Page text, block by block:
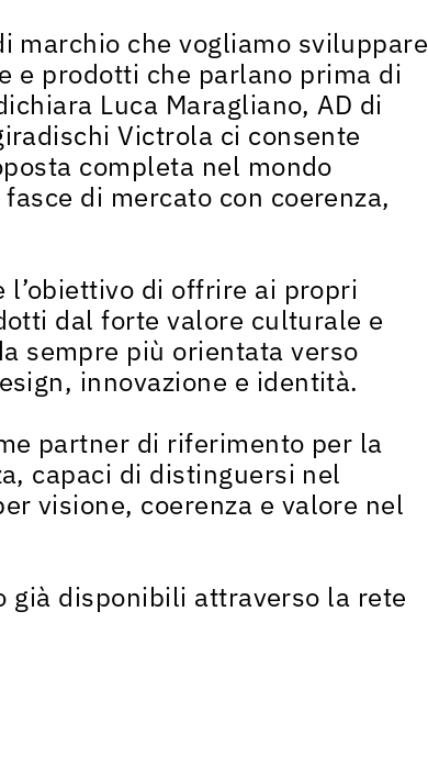
marchio che vogliamo sviluppare
e prodotti che parlano prima di
Luca Maragliano, AD di
Victrola ci consente
completa nel mondo
di mercato con coerenza,
l’obiettivo di offrire ai propri
dal forte valore culturale e
sempre più orientata verso
innovazione e identità.
partner di riferimento per la
capaci di distinguersi nel
visione, coerenza e valore nel
già disponibili attraverso la rete